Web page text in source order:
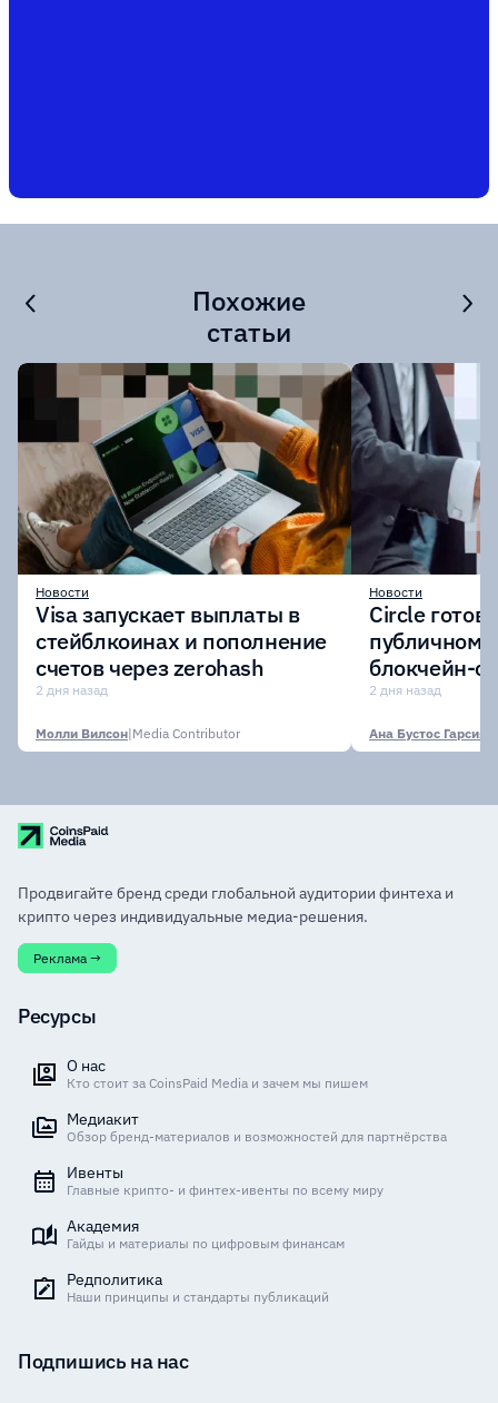
Похожие
статьи
Новости
Visa запускает выплаты в
стейблкоинах и пополнение
счетов через zerohash
2 дня назад
Молли Вилсон|Media Contributor
Новости
Circle
публичному
блокчейн-
участии
2 дня назад
Ана Бустос Гарсия
Продвигайте бренд среди глобальной аудитории финтеха и
крипто через индивидуальные медиа-решения.
Реклама →
Ресурсы
О нас
Кто стоит за CoinsPaid Media и зачем мы пишем
Медиакит
Обзор бренд-материалов и возможностей для партнёрства
Ивенты
Главные крипто- и финтех-ивенты по всему миру
Академия
Гайды и материалы по цифровым финансам
Редполитика
Наши принципы и стандарты публикаций
Подпишись на нас